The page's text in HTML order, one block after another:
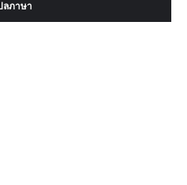
ลภาษา